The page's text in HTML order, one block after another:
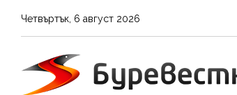
Четвъртък 6 август 2026